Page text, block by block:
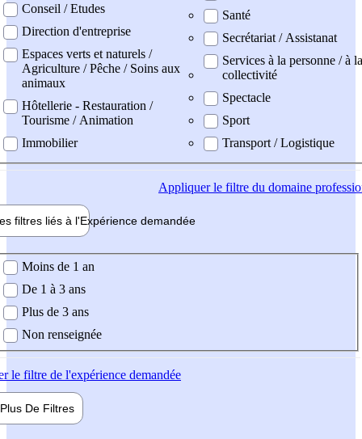
Conseil / Etudes
Direction d'entreprise
Espaces verts et naturels /
Agriculture / Pêche / Soins aux
animaux
Hôtellerie - Restauration /
Tourisme / Animation
Immobilier
Santé
Secrétariat / Assistanat
Services à la personne / à la
collectivité
Spectacle
Sport
Transport / Logistique
Appliquerle filtre du domaine
filtres liés à l'Expérience demandée
demandée
Moins de 1 an
De 1 à 3 ans
Plus de 3 ans
Non renseignée
le filtre de l'expérience demandée
Plus De Filtres